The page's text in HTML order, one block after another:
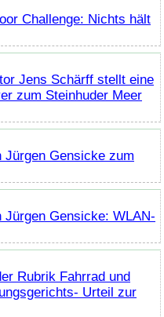
Challenge: Nichts hält
Jens Schärff stellt eine
zum Steinhuder Meer
Jürgen Gensicke zum
Jürgen Gensicke: WLAN-
Rubrik Fahrrad und
Urteil zur